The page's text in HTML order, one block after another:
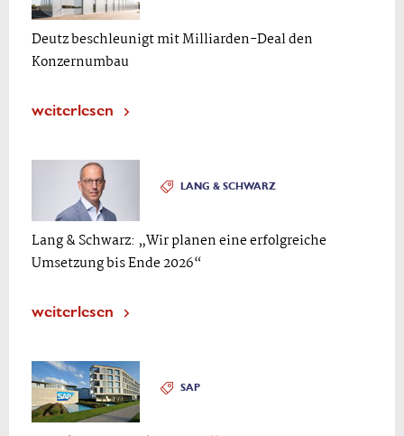
Deutz beschleunigt mit Milliarden-Deal den
Konzernumbau
weiterlesen
LANG & SCHWARZ
Lang & Schwarz: „Wir planen eine erfolgreiche
Umsetzung bis Ende 2026“
weiterlesen
SAP